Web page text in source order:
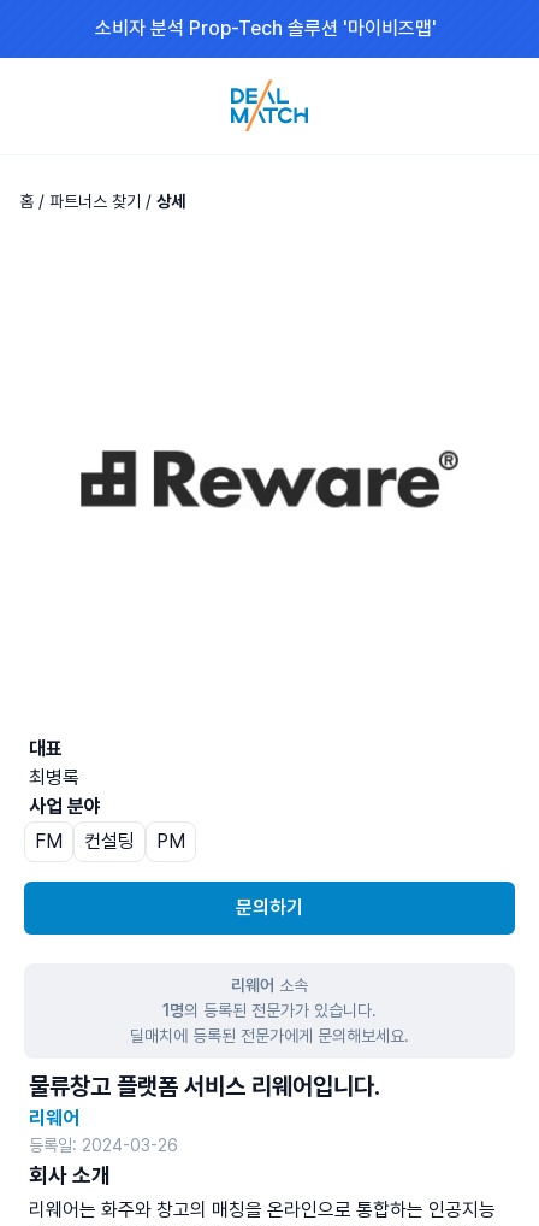
소비자 분석 Prop-Tech 솔루션 '마이비즈맵'
홈 / 파트너스 찾기 / 상세
물류창고 플랫폼 서비스 리웨어입니다.
리웨어
등록일: 2024-03-26
회사 소개
리웨어는 화주와 창고의 매칭을 온라인으로 통합하는 인공지능
대표
최병록
사업 분야
FM
컨설팅 PM
문의하기
리웨어 소속
1명의 등록된 전문가가 있습니다.
딜매치에 등록된 전문가에게 문의해보세요.